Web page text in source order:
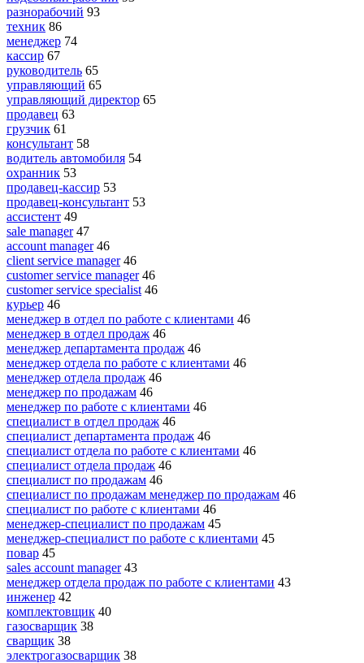
разнорабочий 93
техник 86
менеджер 74
кассир 67
руководитель 65
управляющий 65
управляющий директор 65
продавец 63
грузчик 61
консультант 58
водитель автомобиля 54
охранник 53
продавец-кассир 53
продавец-консультант 53
ассистент 49
sale manager 47
account manager 46
client service manager 46
customer service manager 46
customer service specialist 46
курьер 46
менеджер в отдел по работе с клиентами 46
менеджер в отдел продаж 46
менеджер департамента продаж 46
менеджер отдела по работе с клиентами 46
менеджер отдела продаж 46
менеджер по продажам 46
менеджер по работе с клиентами 46
специалист в отдел продаж 46
специалист департамента продаж 46
специалист отдела по работе с клиентами 46
специалист отдела продаж 46
специалист по продажам 46
специалист по продажам менеджер по продажам 46
специалист по работе с клиентами 46
менеджер-специалист по продажам 45
менеджер-специалист по работе с клиентами 45
повар 45
sales account manager 43
менеджер отдела продаж по работе с клиентами 43
инженер 42
комплектовщик 40
газосварщик 38
сварщик 38
электрогазосварщик 38